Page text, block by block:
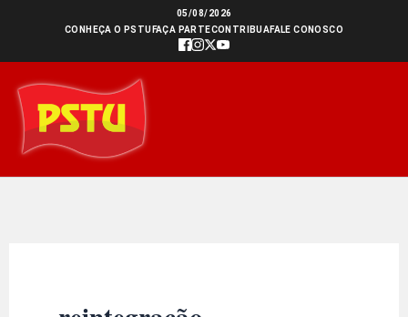
conteúdo
05/08/2026
CONHEÇA O PSTU FAÇA PARTECONTRIBUAFALE CONOSCO